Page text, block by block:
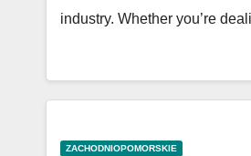
industry. Whether you’re
ZACHODNIOPOMORSKIE